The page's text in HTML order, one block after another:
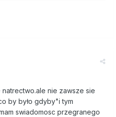
nie zawsze sie
by było gdyby"i tym
swiadomosc przegranego